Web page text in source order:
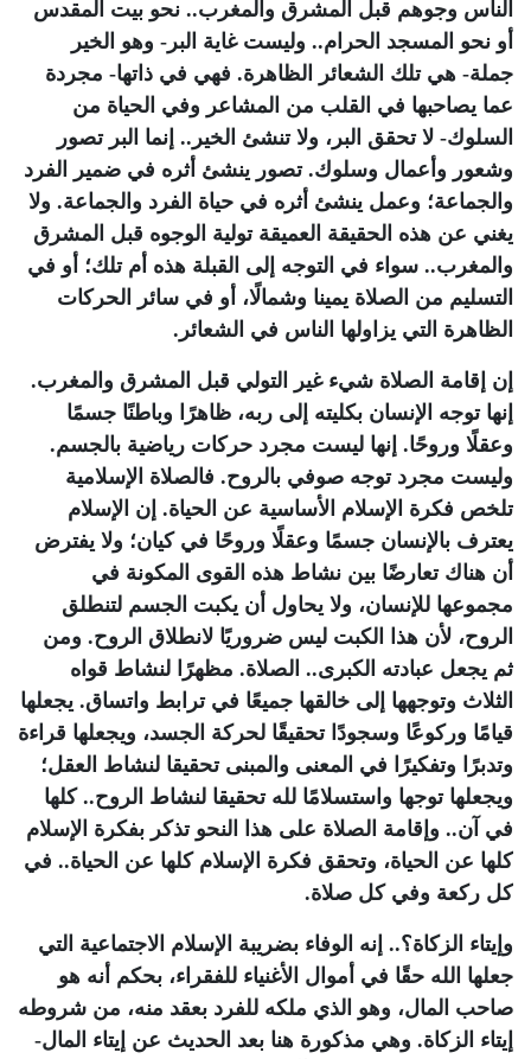
الناس وجوهم قبل المشرق والمغرب.. نحو بيت المقدس
أو نحو المسجد الحرام.. وليست غاية البر- وهو الخير
جملة- هي تلك الشعائر الظاهرة. فهي في ذاتها- مجردة
عما يصاحبها في القلب من المشاعر وفي الحياة من
السلوك- لا تحقق البر، ولا تنشئ الخير.. إنما البر تصور
وشعور وأعمال وسلوك. تصور ينشئ أثره في ضمير الفرد
والجماعة؛ وعمل ينشئ أثره في حياة الفرد والجماعة. ولا
يغني عن هذه الحقيقة العميقة تولية الوجوه قبل المشرق
والمغرب.. سواء في التوجه إلى القبلة هذه أم تلك؛ أو في
التسليم من الصلاة يمينا وشمالًا، أو في سائر الحركات
الظاهرة التي يزاولها الناس في الشعائر.
إن إقامة الصلاة شيء غير التولي قبل المشرق والمغرب.
إنها توجه الإنسان بكليته إلى ربه، ظاهرًا وباطنًا جسمًا
وعقلًا وروحًا. إنها ليست مجرد حركات رياضية بالجسم.
وليست مجرد توجه صوفي بالروح. فالصلاة الإسلامية
تلخص فكرة الإسلام الأساسية عن الحياة. إن الإسلام
يعترف بالإنسان جسمًا وعقلًا وروحًا في كيان؛ ولا يفترض
أن هناك تعارضًا بين نشاط هذه القوى المكونة في
مجموعها للإنسان، ولا يحاول أن يكبت الجسم لتنطلق
الروح، لأن هذا الكبت ليس ضروريًا لانطلاق الروح. ومن
ثم يجعل عبادته الكبرى.. الصلاة. مظهرًا لنشاط قواه
الثلاث وتوجهها إلى خالقها جميعًا في ترابط واتساق. يجعلها
قيامًا وركوعًا وسجودًا تحقيقًا لحركة الجسد، ويجعلها قراءة
وتدبرًا وتفكيرًا في المعنى والمبنى تحقيقا لنشاط العقل؛
ويجعلها توجها واستسلامًا لله تحقيقا لنشاط الروح.. كلها
في آن.. وإقامة الصلاة على هذا النحو تذكر بفكرة الإسلام
كلها عن الحياة، وتحقق فكرة الإسلام كلها عن الحياة.. في
كل ركعة وفي كل صلاة.
وإيتاء الزكاة؟.. إنه الوفاء بضريبة الإسلام الاجتماعية التي
جعلها الله حقًا في أموال الأغنياء للفقراء، بحكم أنه هو
صاحب المال، وهو الذي ملكه للفرد بعقد منه، من شروطه
إيتاء الزكاة. وهي مذكورة هنا بعد الحديث عن إيتاء المال-